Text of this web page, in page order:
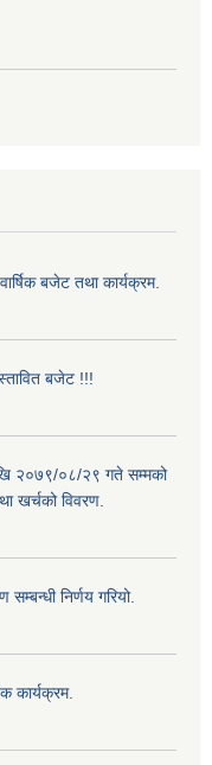
बजेट तथा कार्यक्रम.
बजेट !!!
२०७९/०८/२९ गते सम्मको
खर्चको विवरण.
निर्णय गरियो.
कार्यक्रम.